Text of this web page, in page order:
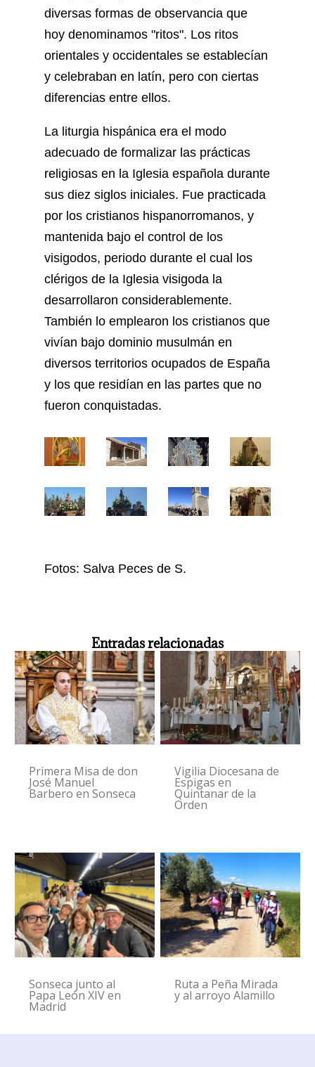
diversas formas de observancia que
hoy denominamos "ritos". Los ritos
orientales y occidentales se establecían
y celebraban en latín, pero con ciertas
diferencias entre ellos.
La liturgia hispánica era el modo
adecuado de formalizar las prácticas
religiosas en la Iglesia española durante
sus diez siglos iniciales. Fue practicada
por los cristianos hispanorromanos, y
mantenida bajo el control de los
visigodos, periodo durante el cual los
clérigos de la Iglesia visigoda la
desarrollaron considerablemente.
También lo emplearon los cristianos que
vivían bajo dominio musulmán en
diversos territorios ocupados de España
y los que residían en las partes que no
fueron conquistadas.
Fotos: Salva Peces de S.
Entradas relacionadas
Primera Misa de don
José Manuel
Barbero en Sonseca
Vigilia Diocesana de
Espigas en
Quintanar de la
Orden
Sonseca junto al
Papa León XIV en
Madrid
Ruta a Peña Mirada
y al arroyo Alamillo